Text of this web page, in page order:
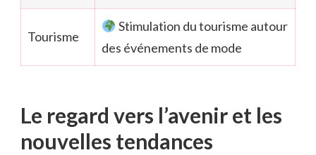
Tourisme
Stimulation du tourisme autour
des événements de mode
Le regard vers l’avenir et les
nouvelles tendances